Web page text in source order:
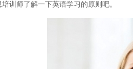
训师了解一下英语学习的原则吧。